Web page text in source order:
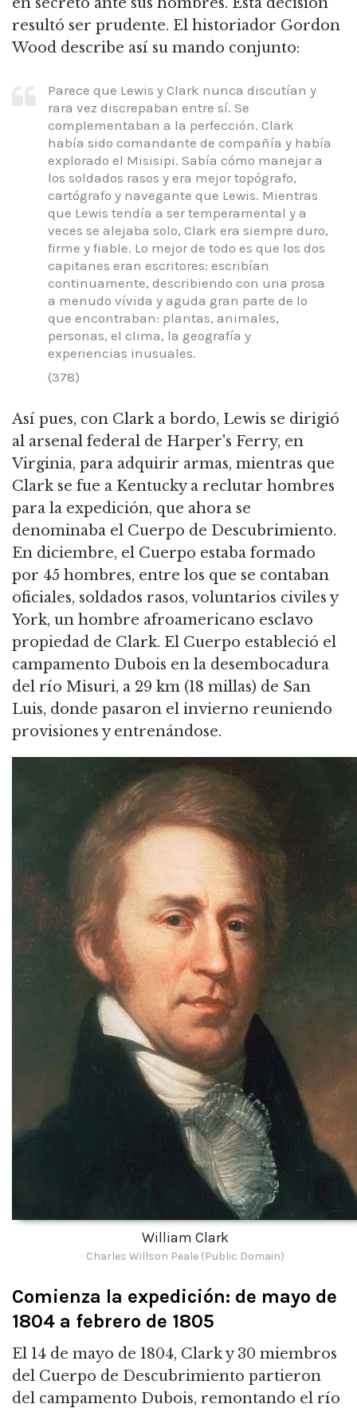
resultó ser prudente. El historiador Gordon
Wood describe así su mando conjunto:
Parece que Lewis y Clark nunca discutían y
rara vez discrepaban entre sí. Se
complementaban a la perfección. Clark
había sido comandante de compañía y había
explorado el Misisipi. Sabía cómo manejar a
los soldados rasos y era mejor topógrafo,
cartógrafo y navegante que Lewis. Mientras
que Lewis tendía a ser temperamental y a
veces se alejaba solo, Clark era siempre duro,
firme y fiable. Lo mejor de todo es que los dos
capitanes eran escritores: escribían
continuamente, describiendo con una prosa
a menudo vívida y aguda gran parte de lo
que encontraban: plantas, animales,
personas, el clima, la geografía y
experiencias inusuales.
(378)
Así pues, con Clark a bordo, Lewis se dirigió
al arsenal federal de Harper's Ferry, en
Virginia, para adquirir armas, mientras que
Clark se fue a Kentucky a reclutar hombres
para la expedición, que ahora se
denominaba el Cuerpo de Descubrimiento.
En diciembre, el Cuerpo estaba formado
por 45 hombres, entre los que se contaban
oficiales, soldados rasos, voluntarios civiles y
York, un hombre afroamericano esclavo
propiedad de Clark. El Cuerpo estableció el
campamento Dubois en la desembocadura
del río Misuri, a 29 km (18 millas) de San
Luis, donde pasaron el invierno reuniendo
provisiones y entrenándose.
William Clark
Charles Willson Peale (Public Domain)
Comienza la expedición: de mayo de
1804 a febrero de 1805
El 14 de mayo de 1804, Clark y 30 miembros
del Cuerpo de Descubrimiento partieron
del campamento Dubois, remontando el río